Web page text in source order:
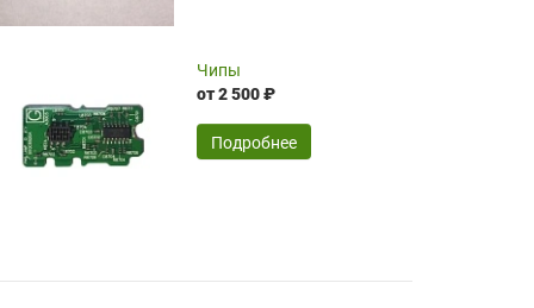
16.04.2026
Чипы
от 2 500 ₽
Подробнее